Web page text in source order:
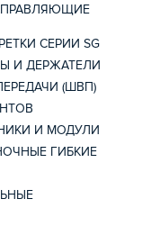
СЕРИИ SG
И ДЕРЖАТЕЛИ
(ШВП)
И МОДУЛИ
ГИБКИЕ